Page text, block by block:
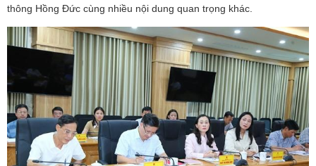
thông Hồng Đức cùng nhiều nội dung quan trọng khác.